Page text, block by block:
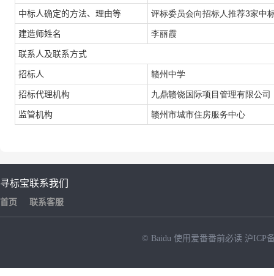
中标人确定的方法、理由等 评标委员会向招标人推荐3家中
建造师姓名 李丽霞
联系人及联系方式
招标人 赣州中学
招标代理机构 九鼎赣饶国际项目管理有限公司
监管机构 赣州市城市住房服务中心
寻标宝
首页
联系我们
联系客服
© Baidu 使用爱番番前必读 沪ICP